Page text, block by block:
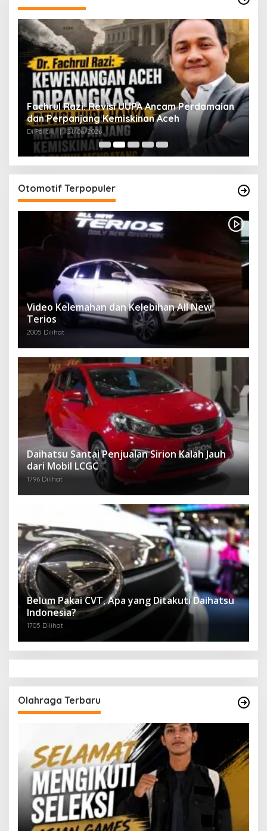
Fachrul Razi: Revisi UUPA Ancam Perdamaian
dan Perpanjang Kemiskinan Aceh
Di Politik 21/06/2026
Otomotif Terpopuler
Video Kelemahan dan Kelebihan All New
Terios
2005 Dilihat
Daihatsu Santai Penjualan Sirion Kalah Jauh
dari Mobil LCGC
1796 Dilihat
Belum Pakai CVT, Apa yang Ditakuti Daihatsu
Indonesia?
1705 Dilihat
Olahraga Terbaru